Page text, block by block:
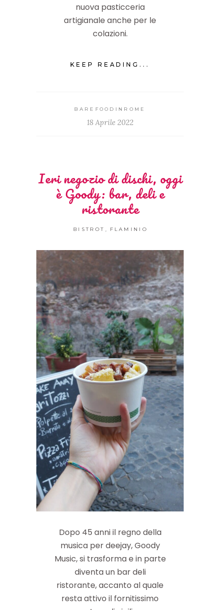
nuova pasticceria
artigianale anche per le
colazioni.
KEEP READING...
BAREFOODINROME
18 Aprile 2022
Ieri negozio di dischi, oggi
è Goody: bar, deli e
ristorante
BISTROT FLAMINIO
Dopo 45 anni il regno della
musica per deejay, Goody
Music, si trasforma e in parte
diventa un bar deli
ristorante, accanto al quale
resta attivo il fornitissimo